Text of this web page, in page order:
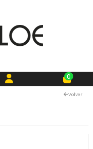
0
Volver